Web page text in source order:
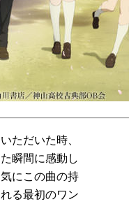
ただいた時、
瞬間に感動し
にこの曲の持
る最初のワン